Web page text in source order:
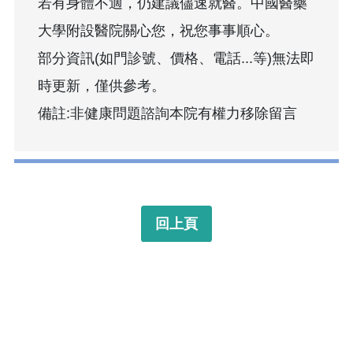
若有身體不適，仍建議儘速就醫。中國醫藥
大學附設醫院關心您，祝您事事順心。
部分資訊(如門診號、價格、電話...等)無法即
時更新，僅供參考。
備註:非健康問題諮詢本院有權力移除留言
回上頁